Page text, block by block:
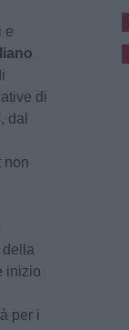
e
di
dal
non
della
inizio
per i